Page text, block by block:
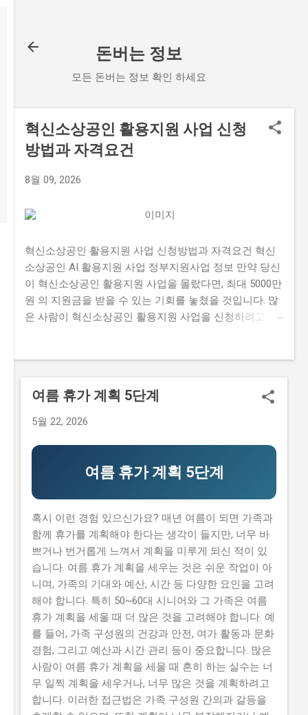
돈버는 정보
모든 돈버는 정보 확인 하세요
혁신소상공인 활용지원 사업 신청
방법과 자격요건
8월 09, 2026
혁신소상공인 활용지원 사업 신청방법과 자격요건 혁신
소상공인 AI 활용지원 사업 정부지원사업 정보 만약 당신
이 혁신소상공인 활용지원 사업을 몰랐다면, 최대 5000만
원 의 지원금을 받을 수 있는 기회를 놓쳤을 것입니다. 많
은 사람이 혁신소상공인 활용지원 사업을 신청하려고 하
신소상공인 활용지원 사업의 신청 자격과 준비물, 지원 내
용과 실제 혜택, 단계별 신청 방법, 탈락하는 이유와 합격
로 혁신소상공인 활용지원 사업을 신청해본 경험을 바탕
으로, 합격 전략과 자격요건에 대한 팁을 제공해드리겠습
니다. 지금 신청하러 가기 📋 목차 이 사업, 정말 받을 수
있을까? 신청 자격과 준비물 지원 내용과 실제 혜택 단계
별 신청 방법 탈락하는 이유와 합격 전략 이 사업, 정말 받
을 수 있을까? 이 사업이 뭔지, 지원 규모, 연간 선발 인원,
경쟁률 혁신소상공인 활용지원 사업은 중소벤처기업부
에서 주관하는 지원 사업으로, 중소기업 및 소상공인들이
기술을 활용하여 경쟁력을 높일 수 있도록 지원하는 사업
입니다. 본 사업은 연간 500억 원 의 지원금을 대상으로,
총 1000개 의이 선정되며, 경쟁률은 약 10:1 정도로 높습
니다. 유사 사업과 비교 (예비 초기 등 구체적 차이점) 본
사업은 유사 사업으로 예비 창업자들을 대상으로 하는 예
비 창업자 지원 사업 과 초기 창업자를 대상으로 하는 초
기 창업자 지원 사업 이 있습니다. 본 사업과 예비 창업자
지원 사업의 차이점은 지원 대상과 지원 금액입니다. 본
여름 휴가 계획 5단계
5월 22, 2026
여름 휴가 계획 5단계
혹시 이런 경험 있으신가요? 매년 여름이 되면 가족과
함께 휴가를 계획해야 한다는 생각이 들지만, 너무 바
쁘거나 번거롭게 느껴서 계획을 미루게 되신 적이 있
습니다. 여름 휴가 계획을 세우는 것은 쉬운 작업이 아
니며, 가족의 기대와 예산, 시간 등 다양한 요인을 고려
해야 합니다. 특히 50~60대 시니어와 그 가족은 여름
휴가 계획을 세울 때 더 많은 것을 고려해야 합니다. 예
를 들어, 가족 구성원의 건강과 안전, 여가 활동과 문화
경험, 그리고 예산과 시간 관리 등이 중요합니다. 많은
사람이 여름 휴가 계획을 세울 때 흔히 하는 실수는 너
무 일찍 계획을 세우거나, 너무 많은 것을 계획하려고
합니다. 이러한 접근법은 가족 구성원 간의과 갈등을